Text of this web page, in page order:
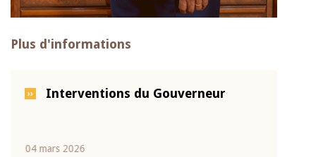
Plus d'informations
Interventions du Gouverneur
04 mars 2026